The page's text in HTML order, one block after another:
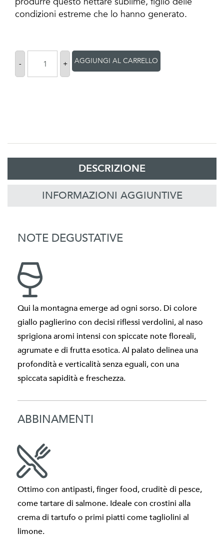
condizioni estreme che lo hanno generato.
- + AGGIUNGI AL CARRELLO
DESCRIZIONE
INFORMAZIONI AGGIUNTIVE
NOTE DEGUSTATIVE
Qui la montagna emerge ad ogni sorso. Di colore
giallo paglierino con decisi riflessi verdolini, al naso
sprigiona aromi intensi con spiccate note floreali,
agrumate e di frutta esotica. Al palato delinea una
profondità e verticalità senza eguali, con una
spiccata sapidità e freschezza.
ABBINAMENTI
Ottimo con antipasti, finger food, cruditè di pesce,
come tartare di salmone. Ideale con crostini alla
crema di tartufo o primi piatti come tagliolini al
limone.